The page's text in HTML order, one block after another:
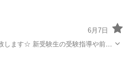
6月7日
します☆ 新受験生の受験指導や前期